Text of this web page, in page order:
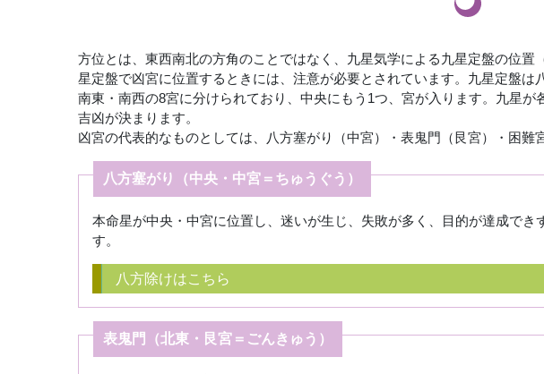
方位とは、東西南北の方角のことではなく、九星気学による九星定盤の位
星定盤で凶宮に位置するときには、注意が必要とされています。九星定盤は
南東・南西の8宮に分けられており、中央にもう1つ、宮が入ります。九星
吉凶が決まります。
凶宮の代表的なものとしては、八方塞がり（中宮）・表鬼門（艮宮）・困難
八方塞がり（中央・中宮＝ちゅうぐう）
本命星が中央・中宮に位置し、迷いが生じ、失敗が多く、目的が達成で
す。
八方除けはこちら
表鬼門（北東・艮宮＝ごんきゅう）